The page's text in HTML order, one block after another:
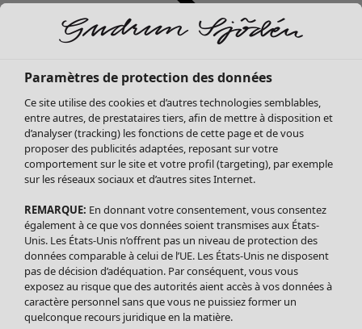
Soldes Vêtements
Tous les vêtements
Robes
Tuniques
Blouses
Tops
Gilets
Pantalon
Jupes
Paramètres de protection des données
Ce site utilise des cookies et d’autres technologies semblables,
entre autres, de prestataires tiers, afin de mettre à disposition et
d’analyser (tracking) les fonctions de cette page et de vous
proposer des publicités adaptées, reposant sur votre
comportement sur le site et votre profil (targeting), par exemple
sur les réseaux sociaux et d’autres sites Internet.
REMARQUE: En donnant votre consentement, vous consentez
également à ce que vos données soient transmises aux États-
Unis. Les États-Unis n’offrent pas un niveau de protection des
données comparable à celui de l’UE. Les États-Unis ne disposent
pas de décision d’adéquation. Par conséquent, vous vous
exposez au risque que des autorités aient accès à vos données à
caractère personnel sans que vous ne puissiez former un
quelconque recours juridique en la matière.